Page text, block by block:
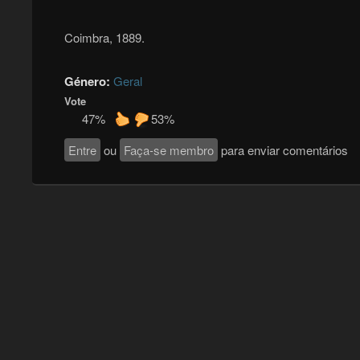
Coimbra, 1889.
Género: Geral
Vote
47%
53%
Entre ou Faça-se membro para enviar comentários